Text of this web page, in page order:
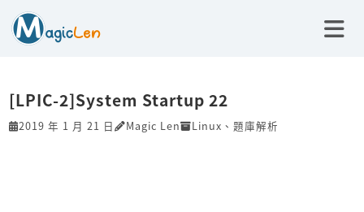
[LPIC-2]System Startup 22
2019 年 1 月 21 日 Magic Len Linux 、 題庫解析